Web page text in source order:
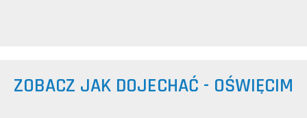
ZOBACZ JAK DOJECHAĆ - OŚWIĘCIM